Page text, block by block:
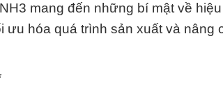
mang đến những bí mật về
hóa quá trình sản xuất và nâng